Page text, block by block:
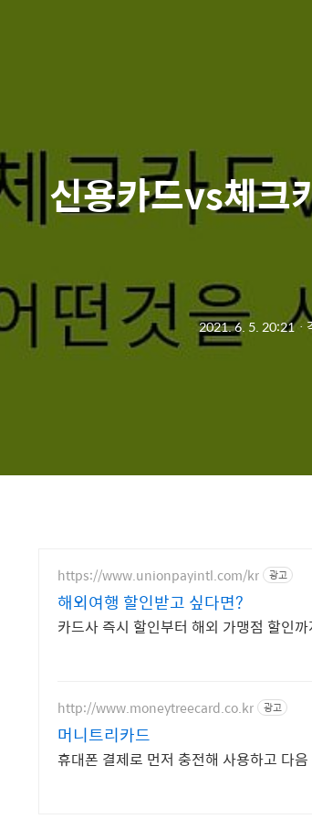
신용카드vs체크
2021. 6. 5. 20:21ㆍ
https://www.unionpayintl.com/kr 광고
해외여행 할인받고 싶다면?
카드사 즉시 할인부터 해외 가맹점 할인
http://www.moneytreecard.co.kr 광고
머니트리카드
휴대폰 결제로 먼저 충전해 사용하고 다